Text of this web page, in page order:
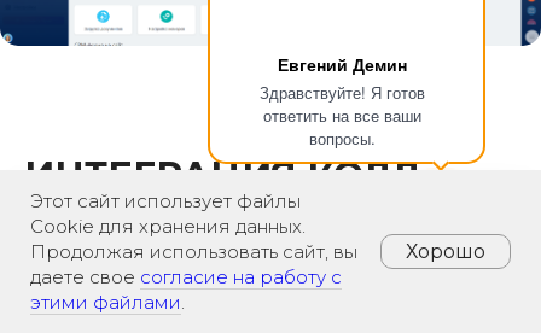
Евгений Демин
Здравствуйте! Я готов
ответить на все ваши
вопросы.
ИНТЕГРАЦИЯ КОЛЛ-
ТРЕКИНГА
СБИТРИКС24ПОД
КЛЮЧ
Этот сайт использует файлы
Cookie для хранения данных.
Продолжая использовать сайт, вы
даете свое согласие на работу с
этими файлами.
Хорошо